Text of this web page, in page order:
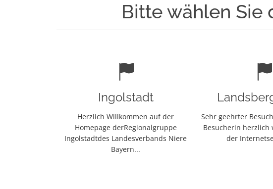
Bitte wählen Sie
Ingolstadt
Herzlich Willkommen auf der
Homepage derRegionalgruppe
Ingolstadtdes Landesverbands Niere
Bayern...
Sehr geehrter
Besucherin herzlich
der